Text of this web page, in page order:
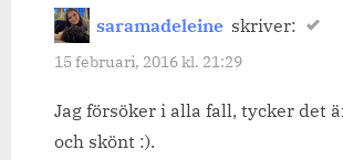
saramadeleine skriver:
15 februari, 2016 kl. 21:29
Jag försöker i alla fall, tycker det
och skönt :).